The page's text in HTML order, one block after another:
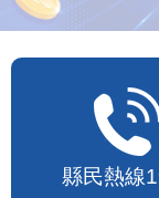
縣民熱線